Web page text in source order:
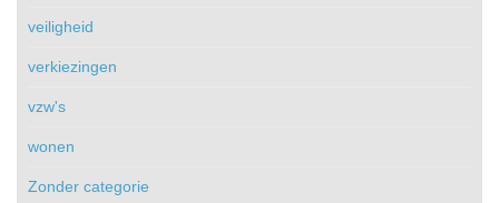
veiligheid
verkiezingen
vzw's
wonen
Zonder categorie